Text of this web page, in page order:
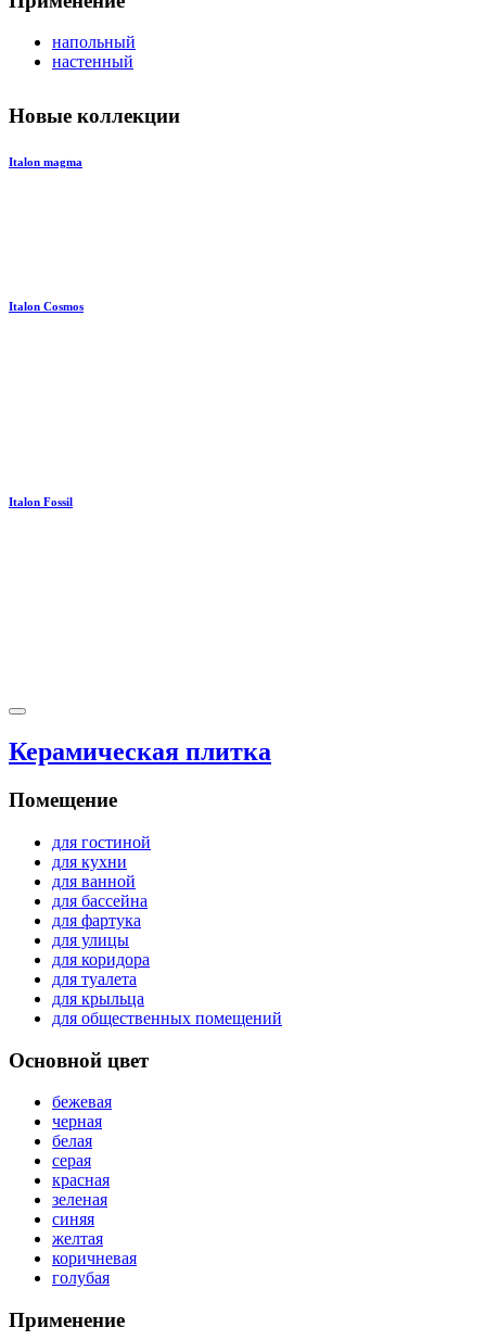
напольный
настенный
Новые коллекции
Italon magma
Italon Cosmos
Italon Fossil
Керамическая плитка
Помещение
для гостиной
для кухни
для ванной
для бассейна
для фартука
для улицы
для коридора
для туалета
для крыльца
для общественных помещений
Основной цвет
бежевая
черная
белая
серая
красная
зеленая
синяя
желтая
коричневая
голубая
Применение